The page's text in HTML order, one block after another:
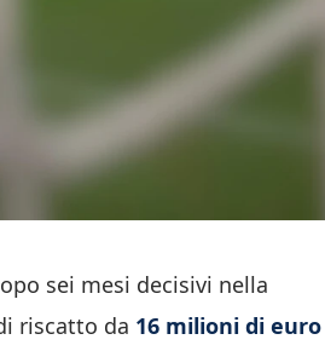
sei mesi decisivi nella
riscatto da 16 milioni di euro